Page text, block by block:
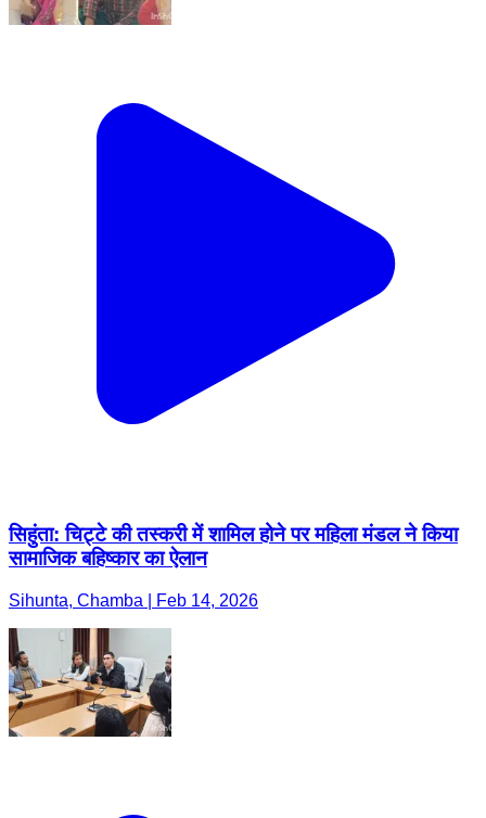
सिहुंता: चिट्टे की तस्करी में शामिल होने पर महिला मंडल ने किया
सामाजिक बहिष्कार का ऐलान
Sihunta, Chamba | Feb 14, 2026